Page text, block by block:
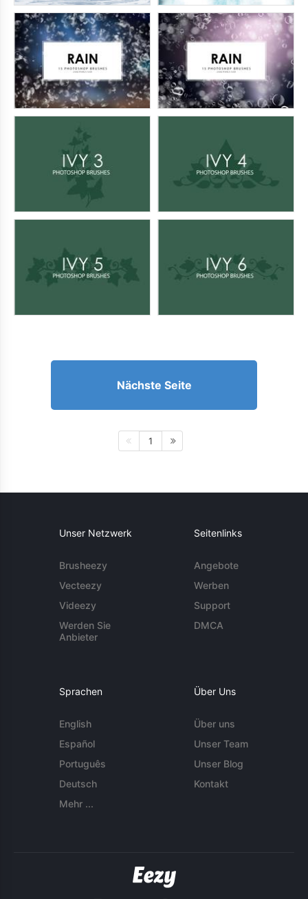
Nächste Seite
1
Unser Netzwerk
Brusheezy
Vecteezy
Videezy
Werden Sie
Anbieter
Seitenlinks
Angebote
Werben
Support
DMCA
Sprachen
English
Español
Português
Deutsch
Mehr ...
Über Uns
Über uns
Unser Team
Unser Blog
Kontakt